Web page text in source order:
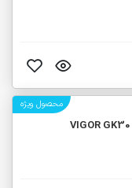
محصول ویژه